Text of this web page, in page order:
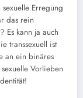
Erregung
das rein
Es kann ja auch
transsexuell ist
an ein binäres
Vorlieben